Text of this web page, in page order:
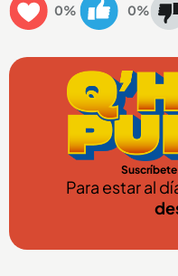
0% 0%
Para estar al